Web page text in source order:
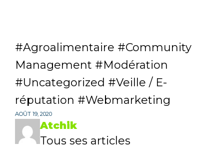
Agroalimentaire
Community
Management
Modération
Uncategorized
Veille / E-
réputation
Webmarketing
AOÛT 19, 2020
Atchik
Tous ses articles